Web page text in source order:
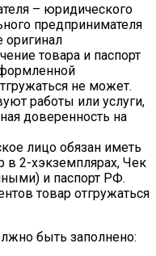
– юридического
предпринимателя
оригинал
товара и паспорт
не может.
работы или услуги,
доверенность на
лицо обязан иметь
в 2-хэкземплярах, Чек
и паспорт РФ.
товар отгружаться
быть заполнено: